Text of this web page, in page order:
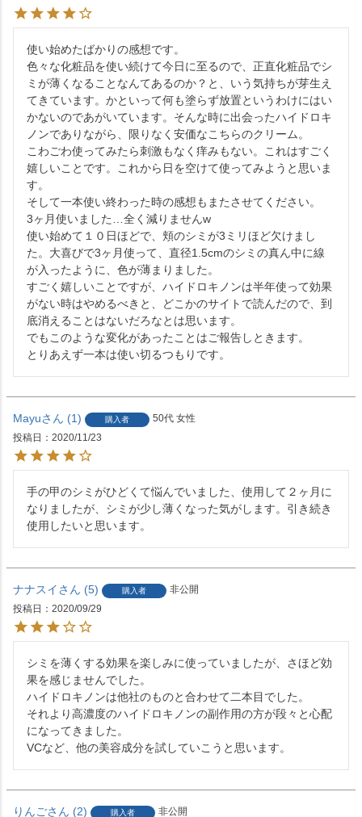
使い始めたばかりの感想です。
色々な化粧品を使い続けて今日に至るので、正直化粧品でシ
ミが薄くなることなんてあるのか？と、いう気持ちが芽生え
てきています。かといって何も塗らず放置というわけにはい
かないのであがいています。そんな時に出会ったハイドロキ
ノンでありながら、限りなく安価なこちらのクリーム。
こわごわ使ってみたら刺激もなく痒みもない。これはすごく
嬉しいことです。これから日を空けて使ってみようと思いま
す。
そして一本使い終わった時の感想もまたさせてください。
3ヶ月使いました…全く減りませんw
使い始めて１０日ほどで、頬のシミが3ミリほど欠けまし
た。大喜びで3ヶ月使って、直径1.5cmのシミの真ん中に線
が入ったように、色が薄まりました。
すごく嬉しいことですが、ハイドロキノンは半年使って効果
がない時はやめるべきと、どこかのサイトで読んだので、到
底消えることはないだろなとは思います。
でもこのような変化があったことはご報告しときます。
Mayu 1 購入者 50代 女性
投稿日
2020/11/23
手の甲のシミがひどくて悩んでいました、使用して２ヶ月に
なりましたが、シミが少し薄くなった気がします。引き続き
使用したいと思います。
ナナスイ 5 購入者
非公開
投稿日
2020/09/29
シミを薄くする効果を楽しみに使っていましたが、さほど効
果を感じませんでした。
ハイドロキノンは他社のものと合わせて二本目でした。
それより高濃度のハイドロキノンの副作用の方が段々と心配
になってきました。
りんご 2 購入者 非公開